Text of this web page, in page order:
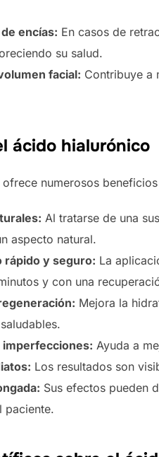
encías: En casos de
su salud.
facial: Contribuye a
ácido hialurónico
numerosos
Al tratarse de una
aspecto natural.
rápido y seguro: La
y con una
Mejora la
Ayuda a
Los resultados son
Sus efectos pueden
paciente.